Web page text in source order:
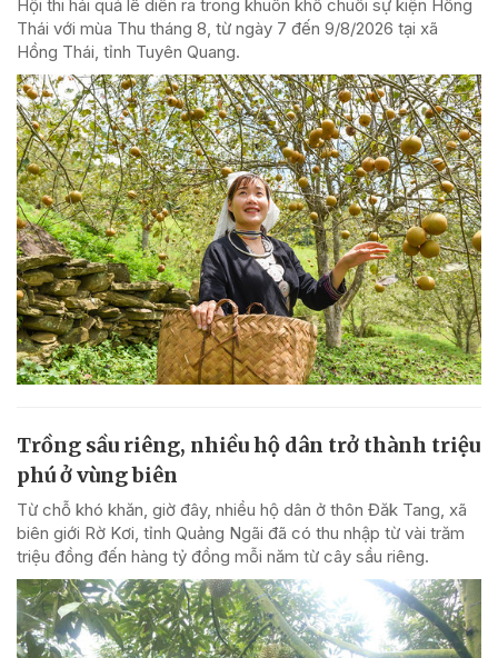
Hội thi hái quả lê diễn ra trong khuôn khổ chuỗi sự kiện Hồng
Thái với mùa Thu tháng 8, từ ngày 7 đến 9/8/2026 tại xã
Hồng Thái, tỉnh Tuyên Quang.
Trồng sầu riêng, nhiều hộ dân trở thành triệu
phú ở vùng biên
Từ chỗ khó khăn, giờ đây, nhiều hộ dân ở thôn Đăk Tang, xã
biên giới Rờ Kơi, tỉnh Quảng Ngãi đã có thu nhập từ vài trăm
triệu đồng đến hàng tỷ đồng mỗi năm từ cây sầu riêng.